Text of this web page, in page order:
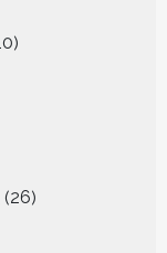
producten
26
producten